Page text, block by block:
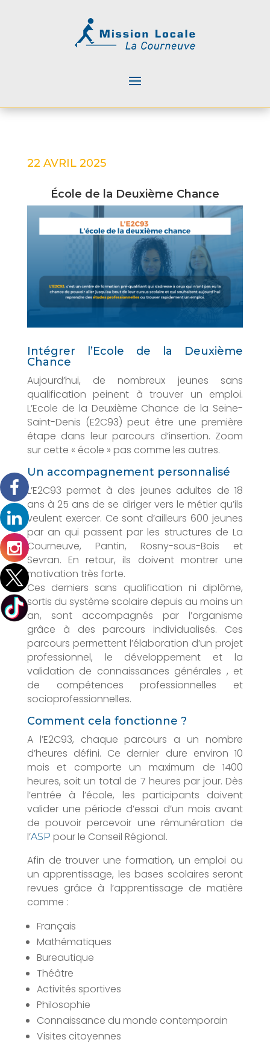
22 AVRIL 2025
École de la Deuxième Chance
Intégrer l’Ecole de la Deuxième
Chance
Aujourd’hui, de nombreux jeunes sans
qualification peinent à trouver un emploi.
L’Ecole de la Deuxième Chance de la Seine-
Saint-Denis (E2C93) peut être une première
étape dans leur parcours d’insertion. Zoom
sur cette « école » pas comme les autres.
Un accompagnement personnalisé
L’E2C93 permet à des jeunes adultes de 18
ans à 25 ans de se diriger vers le métier qu’ils
veulent exercer. Ce sont d’ailleurs 600 jeunes
par an qui passent par les structures de La
Courneuve, Pantin, Rosny-sous-Bois et
Sevran. En retour, ils doivent montrer une
motivation très forte.
Ces derniers sans qualification ni diplôme,
sortis du système scolaire depuis au moins un
an, sont accompagnés par l’organisme
grâce à des parcours individualisés. Ces
parcours permettent l’élaboration d’un projet
professionnel, le développement et la
validation de connaissances générales , et
de compétences professionnelles et
socioprofessionnelles.
Comment cela fonctionne ?
A l’E2C93, chaque parcours a un nombre
d’heures défini. Ce dernier dure environ 10
mois et comporte un maximum de 1400
heures, soit un total de 7 heures par jour. Dès
l’entrée à l’école, les participants doivent
valider une période d’essai d’un mois avant
de pouvoir percevoir une rémunération de
l’ASP pour le Conseil Régional.
Afin de trouver une formation, un emploi ou
un apprentissage, les bases scolaires seront
revues grâce à l’apprentissage de matière
comme :
Français
Mathématiques
Bureautique
Théâtre
Activités sportives
Philosophie
Connaissance du monde contemporain
Visites citoyennes